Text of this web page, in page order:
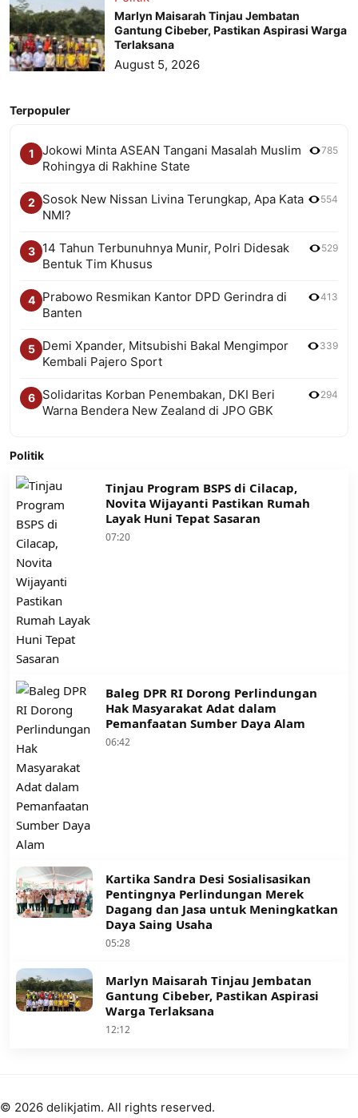
Marlyn Maisarah Tinjau Jembatan
Gantung Cibeber, Pastikan Aspirasi Warga
Terlaksana
August 5, 2026
Terpopuler
1
Jokowi Minta ASEAN Tangani Masalah Muslim
Rohingya di Rakhine State
785
2
Sosok New Nissan Livina Terungkap, Apa Kata
NMI?
554
3
14 Tahun Terbunuhnya Munir, Polri Didesak
Bentuk Tim Khusus
529
4
Prabowo Resmikan Kantor DPD Gerindra di
Banten
413
5
Demi Xpander, Mitsubishi Bakal Mengimpor
Kembali Pajero Sport
339
6
Solidaritas Korban Penembakan, DKI Beri
Warna Bendera New Zealand di JPO GBK
294
Politik
Tinjau Program BSPS di Cilacap,
Novita Wijayanti Pastikan Rumah
Layak Huni Tepat Sasaran
07:20
Baleg DPR RI Dorong Perlindungan
Hak Masyarakat Adat dalam
Pemanfaatan Sumber Daya Alam
06:42
Kartika Sandra Desi Sosialisasikan
Pentingnya Perlindungan Merek
Dagang dan Jasa untuk Meningkatkan
Daya Saing Usaha
05:28
Marlyn Maisarah Tinjau Jembatan
Gantung Cibeber, Pastikan Aspirasi
Warga Terlaksana
12:12
© 2026 delikjatim. All rights reserved.